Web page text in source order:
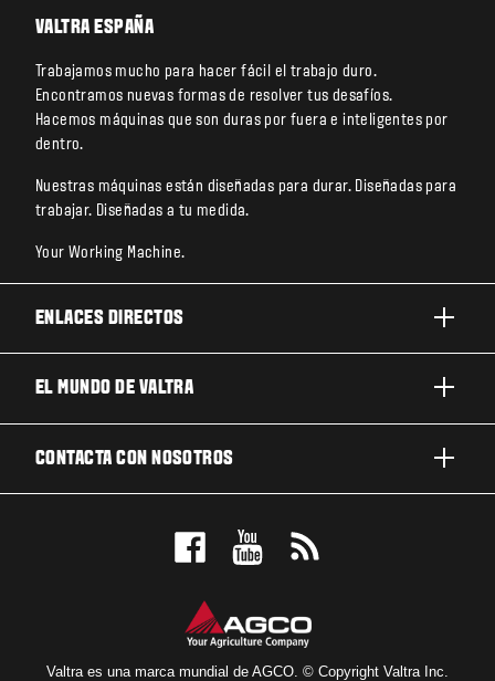
VALTRA ESPAÑA
Trabajamos mucho para hacer fácil el trabajo duro.
Encontramos nuevas formas de resolver tus desafíos.
Hacemos máquinas que son duras por fuera e inteligentes por
dentro.
Nuestras máquinas están diseñadas para durar. Diseñadas para
trabajar. Diseñadas a tu medida.
Your Working Machine.
ENLACES DIRECTOS
TECNOLOGÍA
EL MUNDO DE VALTRA
CONTACTA CON NOSOTROS
RESERVE UNA PRUEBA DE MANEJO
LOCALIZADOR DE CONCESIONARIOS
Valtra es una marca mundial de AGCO. © Copyright Valtra Inc.